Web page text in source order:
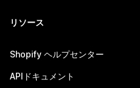
リソース
Shopify ヘルプセンター
APIドキュメント